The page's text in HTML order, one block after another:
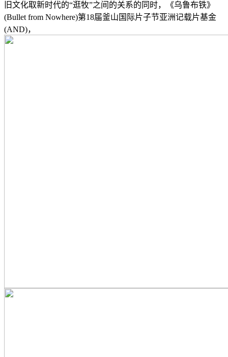
旧文化取新时代的“逛牧”之间的关系的同时，《乌鲁布铁》
(Bullet from Nowhere)第18届釜山国际片子节亚洲记载片基金
(AND)，